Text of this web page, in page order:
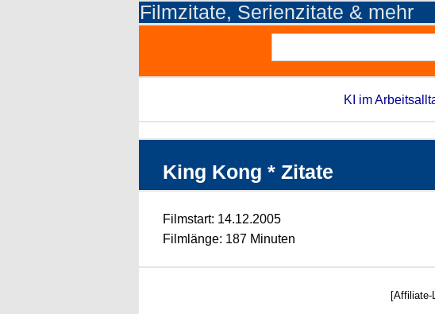
Filmzitate, Serienzitate & mehr
KI im
King Kong * Zitate
Filmstart: 14.12.2005
Filmlänge: 187 Minuten
[Affiliate-